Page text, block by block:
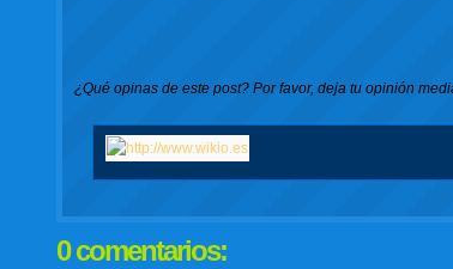
¿Qué opinas de este post? Por favor, deja tu opinión
0 comentarios: